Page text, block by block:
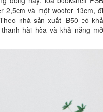
2,5cm và một woofer 13cm, đi
nhà sản xuất, B50 có khả
hài hòa và khả năng mở